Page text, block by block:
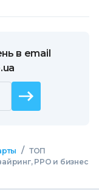
в email
/ ТОП
РРО и бизнес